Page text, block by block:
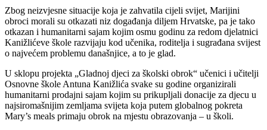
Zbog neizvjesne situacije koja je zahvatila cijeli svijet, Marijini
obroci morali su otkazati niz događanja diljem Hrvatske, pa je tako
otkazan i humanitarni sajam kojim osmu godinu za redom djelatnici
Kanižlićeve škole razvijaju kod učenika, roditelja i sugrađana svijest
o najvećem problemu današnjice, a to je glad.
U sklopu projekta „Gladnoj djeci za školski obrok“ učenici i učitelji
Osnovne škole Antuna Kanižlića svake su godine organizirali
humanitarni prodajni sajam kojim su prikupljali donacije za djecu u
najsiromašnijim zemljama svijeta koja putem globalnog pokreta
Mary’s meals primaju obrok na mjestu obrazovanja – u školi.